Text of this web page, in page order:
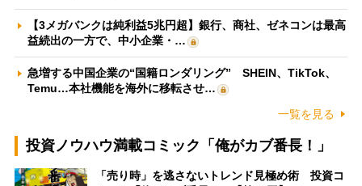
【3メガバンクは純利益5兆円超】銀行、商社、ゼネコンは最高
益続出の一方で、中小企業・…
急増する中国企業の“国籍ロンダリング” SHEIN、TikTok、
Temu…本社機能を海外に移転させ…
一覧を見る
投資ノウハウ満載コミック「俺がカブ番長！」
「売り時」を逃さないトレンド見極め術 投資コ